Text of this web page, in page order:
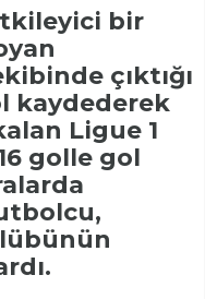
bir
çıktığı
kaydederek
Ligue 1
golle gol